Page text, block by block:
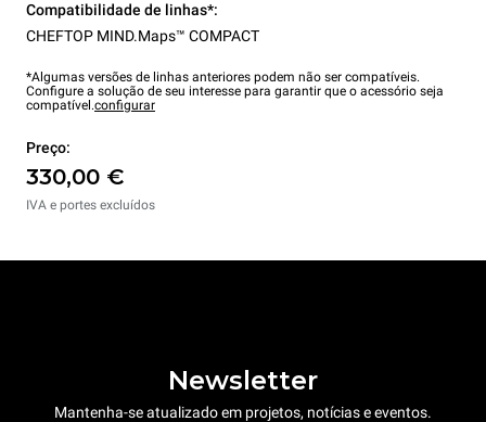
Compatibilidade de linhas*:
CHEFTOP MIND.Maps™ COMPACT
*Algumas versões de linhas anteriores podem não ser compatíveis.
Configure a solução de seu interesse para garantir que o acessório seja
compatível.configurar
Preço:
330,00 €
IVA e portes excluídos
Newsletter
Mantenha-se atualizado em projetos, notícias e eventos.